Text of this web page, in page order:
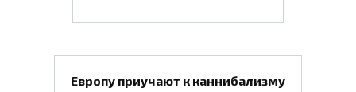
Европу приучают к каннибализму